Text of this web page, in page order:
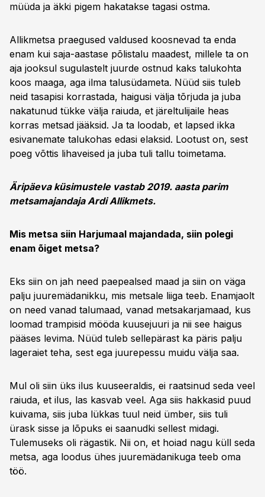
müüda ja äkki pigem hakatakse tagasi ostma.
Allikmetsa praegused valdused koosnevad ta enda
enam kui saja-aastase põlistalu maadest, millele ta on
aja jooksul sugulastelt juurde ostnud kaks talukohta
koos maaga, aga ilma talusüdameta. Nüüd siis tuleb
neid tasapisi korrastada, haigusi välja tõrjuda ja juba
nakatunud tükke välja raiuda, et järeltulijaile heas
korras metsad jääksid. Ja ta loodab, et lapsed ikka
esivanemate talukohas edasi elaksid. Lootust on, sest
poeg võttis lihaveised ja juba tuli tallu toimetama.
Äripäeva küsimustele vastab 2019. aasta parim
metsamajandaja Ardi Allikmets.
Mis metsa siin Harjumaal majandada, siin polegi
enam õiget metsa?
Eks siin on jah need paepealsed maad ja siin on väga
palju juuremädanikku, mis metsale liiga teeb. Enamjaolt
on need vanad talumaad, vanad metsakarjamaad, kus
loomad trampisid mööda kuusejuuri ja nii see haigus
pääses levima. Nüüd tuleb sellepärast ka päris palju
lageraiet teha, sest ega juurepessu muidu välja saa.
Mul oli siin üks ilus kuuseeraldis, ei raatsinud seda veel
raiuda, et ilus, las kasvab veel. Aga siis hakkasid puud
kuivama, siis juba lükkas tuul neid ümber, siis tuli
ürask sisse ja lõpuks ei saanudki sellest midagi.
Tulemuseks oli rägastik. Nii on, et hoiad nagu küll seda
metsa, aga loodus ühes juuremädanikuga teeb oma
töö.